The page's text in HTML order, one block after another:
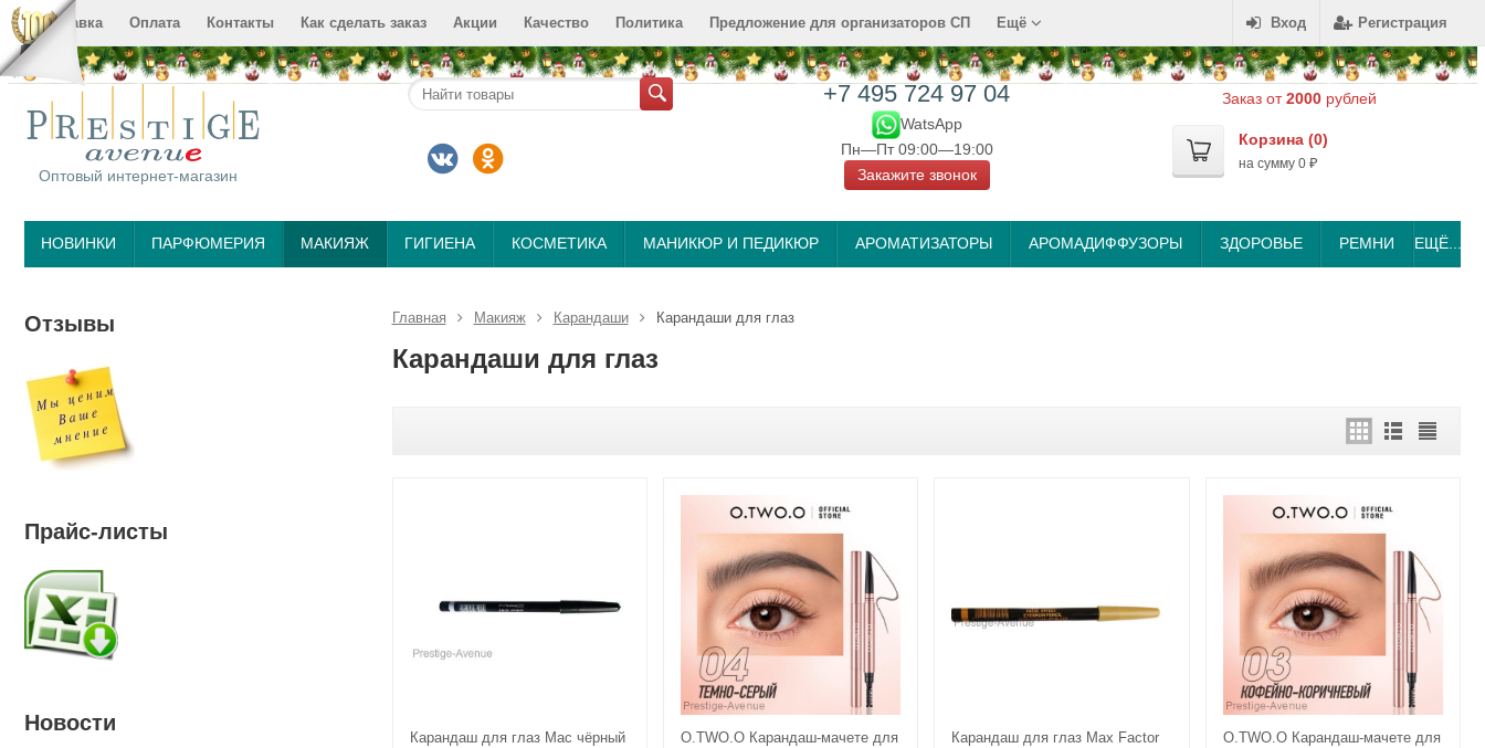
Вход Регистрация
Доставка Оплата Контакты Как сделать заказ Акции Качество Политика Предложение для организаторов СП Ещё
Оптовый интернет-магазин
+7 495 724 97 04
WatsApp
Пн—Пт 09:00—19:00
Закажите звонок
Заказ от2000 рублей
Корзина (0)
на сумму 0 ₽
НОВИНКИ ПАРФЮМЕРИЯ МАКИЯЖ ГИГИЕНА КОСМЕТИКА МАНИКЮР И ПЕДИКЮР АРОМАТИЗАТОРЫ АРОМАДИФФУЗОРЫ ЗДОРОВЬЕ РЕМНИ ЕЩЁ...
Главная Макияж Карандаши Карандаши для глаз
Карандаши для глаз
Карандаш для глаз Maс чёрный
O.TWO.O Карандаш-мачете для
Карандаш для глаз Max Factor
O.TWO.O Карандаш-мачете для
Отзывы
Прайс-листы
Новости